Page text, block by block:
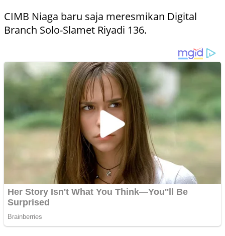
CIMB Niaga baru saja meresmikan Digital
Branch Solo-Slamet Riyadi 136.